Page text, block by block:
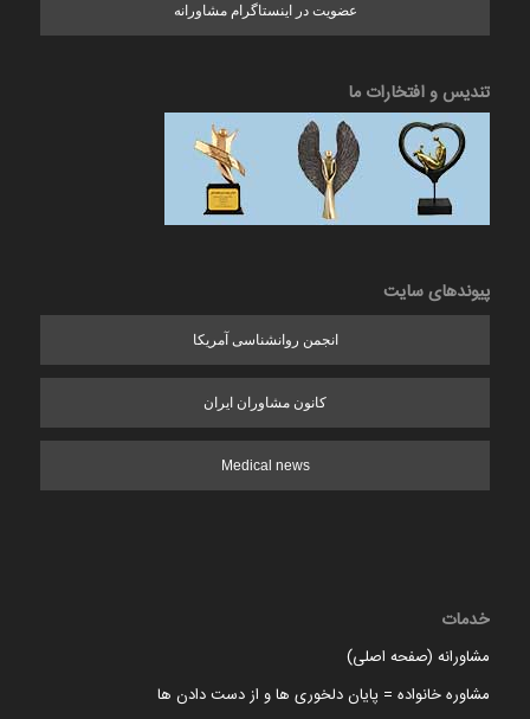
عضویت در اینستاگرام مشاورانه
تندیس و افتخارات ما
پیوندهای سایت
انجمن روانشناسی آمریکا
کانون مشاوران ایران
Medical news
خدمات
مشاورانه (صفحه اصلی)
مشاوره خانواده = پایان دلخوری ها و از دست دادن ها